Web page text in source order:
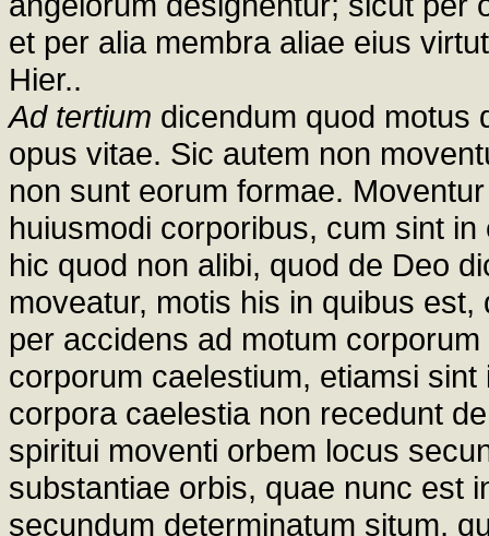
et per alia membra aliae eius
Hier..
Ad tertium dicendum quod motus
opus vitae. Sic autem non
non sunt eorum formae.
huiusmodi corporibus, cum sint
hic quod non alibi, quod de Deo
moveatur, motis his in quibus
per accidens ad motum
corporum caelestium, etiamsi
corpora caelestia non recedunt
spiritui moventi orbem locus
substantiae orbis, quae nunc est
secundum determinatum situm,